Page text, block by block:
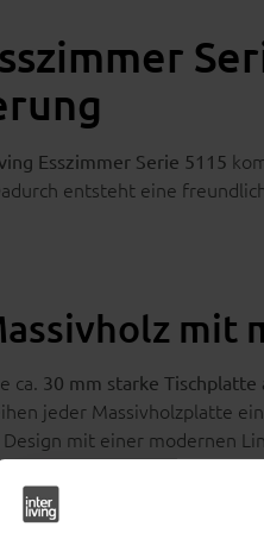
Esszimmer Serie 5115
entsteht eine
ca. 30 mm starke
jeder Massivholzplatte
Design mit einer modernen